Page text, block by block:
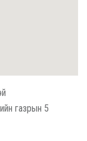
газрын 5